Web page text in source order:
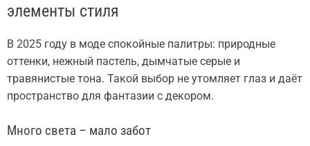
элементы стиля
В 2025 году в моде спокойные палитры: природные
оттенки, нежный пастель, дымчатые серые и
травянистые тона. Такой выбор не утомляет глаз и даёт
пространство для фантазии с декором.
Много света – мало забот